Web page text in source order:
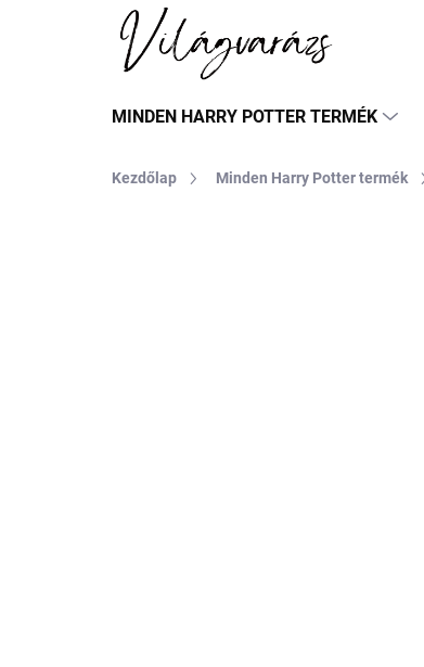
MINDEN HARRY POTTER TERMÉK
Kezdőlap Minden Harry Potter termék